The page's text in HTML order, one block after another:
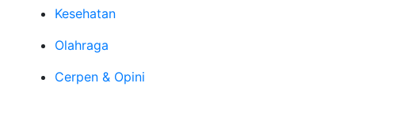
Kesehatan
Olahraga
Cerpen & Opini